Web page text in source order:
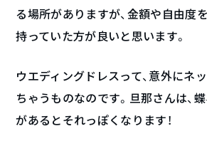
る場所がありますが、金額や自由度
持っていた方が良いと思います。
ウエディングドレスって、意外にネ
ちゃうものなのです。旦那さんは、
があるとそれっぽくなります！